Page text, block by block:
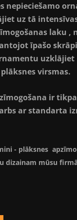
nepieciešamo
uz tā
laku ,
īpašo
virsmas.
ir
ar standarta
- plāksnes
dizainam mūsu